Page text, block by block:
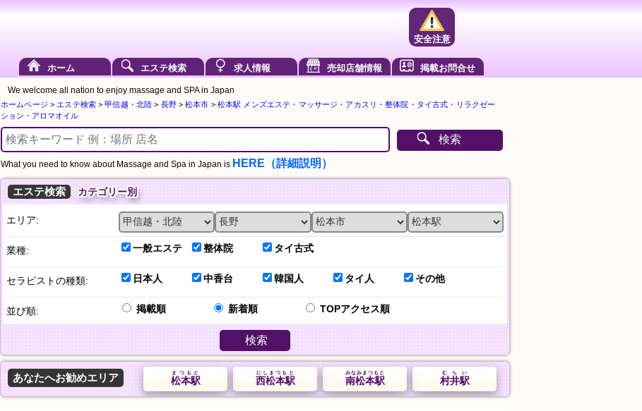
安全注意
ホーム エステ検索 求人情報 売却店舗情報 掲載お問合せ
We welcome all nation to enjoy massage and SPA in Japan
ホームページ > エステ検索>甲信越・北陸 > 長野>松本市 > 松本駅 メンズエステ・マッサージ・アカスリ・整体院・タイ古式・リラクゼー
ション・アロマオイル
検索
What you need to know about Massage and Spa in Japan is HERE（詳細説明）
エステ検索 カテゴリー別
エリア:
業種: 一般エステ 整体院 タイ古式
セラピストの種類: 日本人 中香台 韓国人 タイ人 その他
並び順: 掲載順 新着順 TOPアクセス順
検索
あなたへお勧めエリア 村井駅
むらい
南松本駅
みなみまつもと
西松本駅
にしまつもと
松本駅
まつもと